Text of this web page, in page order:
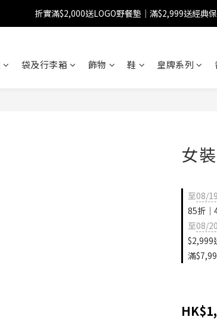
【FINAL SALE】指定商品低至38折
折實滿$2,000送LOGO野餐墊｜滿$2,999送經典
【FINAL SALE】指定商品低至38折
袋及行李箱 飾物 鞋 皇牌系列
女
至08/
85折｜
至08/
$2,999
滿